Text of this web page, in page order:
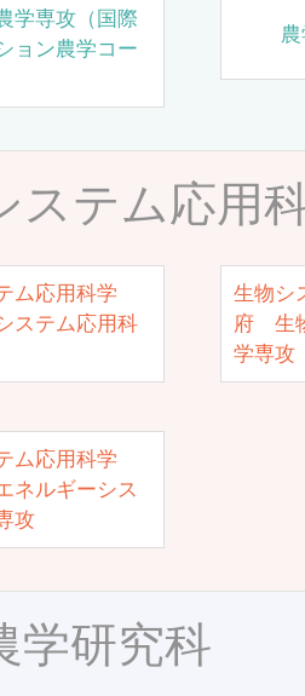
学専攻（国際
ョン農学コー
ステム応用
ム応用科学
ステム応用科
生物シ
府 生
学専攻
ム応用科学
ルギーシス
攻
学研究科